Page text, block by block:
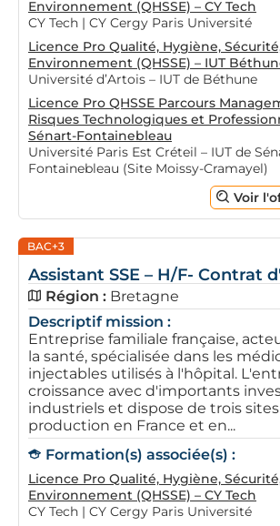
Environnement (QHSSE) – CY Tech
CY Tech | CY Cergy Paris Université
Licence Pro Qualité, Hygiène,
Environnement (QHSSE) – IUT
Université d’Artois – IUT de Béthune
Licence Pro QHSSE Parcours
Risques Technologiques et
Sénart-Fontainebleau
Université Paris Est Créteil – IUT de
Fontainebleau (Site Moissy-Cramayel)
Voir
BAC+3
Assistant SSE – H/F- Contrat
Région : Bretagne
Descriptif mission :
Entreprise familiale française,
la santé, spécialisée dans les
injectables utilisés à l'hôpital.
croissance avec d'importants
industriels et dispose de trois
production en France et en...
Formation(s) associée(s) :
Licence Pro Qualité, Hygiène,
Environnement (QHSSE) – CY Tech
CY Tech | CY Cergy Paris Université